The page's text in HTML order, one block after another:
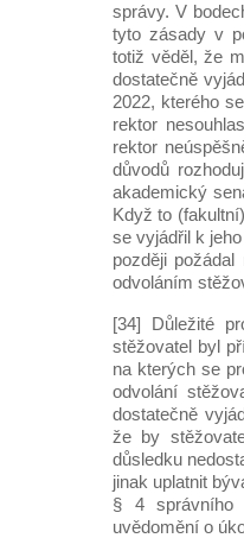
správy. V
tyto zásady v
totiž věděl, že
dostatečně
2022, kterého
rektor
rektor
důvodů
akademický
Když to
se vyjádřil k
později
odvoláním
[34] Důležité
stěžovatel byl
na kterých se
odvolání
dostatečně
že by
důsledku
jinak uplatnit
§ 4 správního
uvědomění o